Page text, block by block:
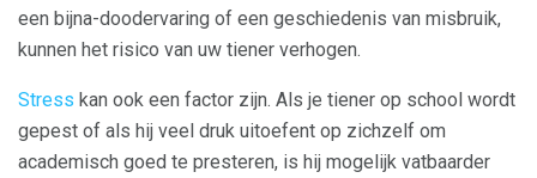
een bijna-doodervaring of een geschiedenis van misbruik,
kunnen het risico van uw tiener verhogen.
Stress kan ook een factor zijn. Als je tiener op school wordt
gepest of als hij veel druk uitoefent op zichzelf om
academisch goed te presteren, is hij mogelijk vatbaarder